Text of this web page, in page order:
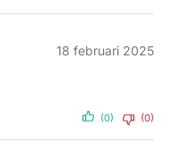
18 februari 2025
(0) (0)